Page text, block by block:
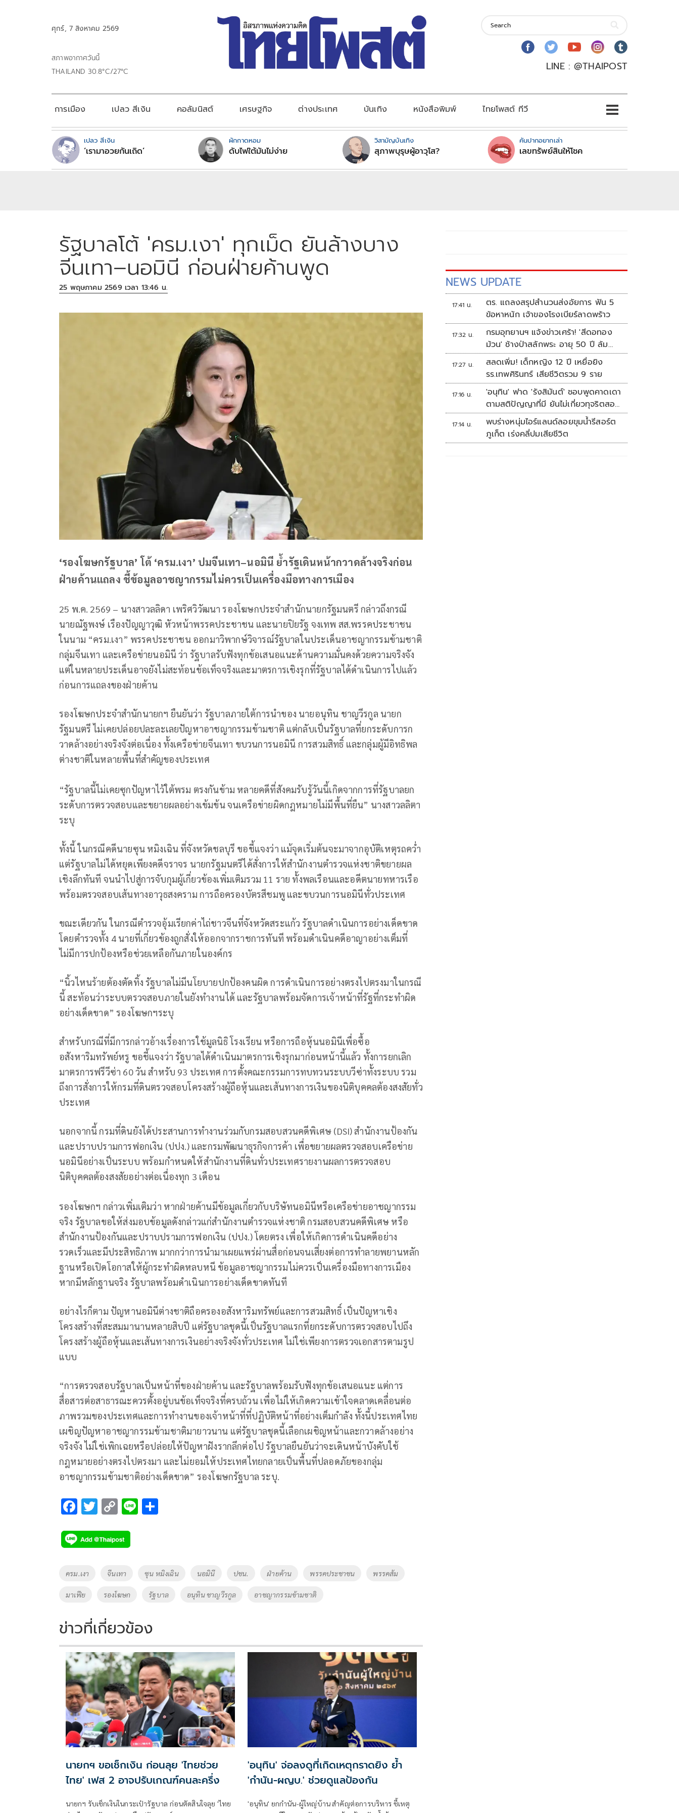
ศุกร์, 7 สิงหาคม 2569
สภาพอากาศวันนี้
THAILAND 30.8°C/27°C
LINE : @THAIPOST
การเมือง เปลว สีเงิน คอลัมนิสต์ เศรษฐกิจ ต่างประเทศ บันเทิง หนังสือพิมพ์ ไทยโพสต์ ทีวี
เปลว สีเงิน
‘เรามาอวยกันเถิด’
ผักกาดหอม
ดับไฟใต้มันไม่ง่าย
วิสามัญบันเทิง
สุภาพบุรุษผู้อาวุโส?
คันปากอยากเล่า
เลขทรัพย์สินให้โชค
รัฐบาลโต้ 'ครม.เงา' ทุกเม็ด ยันล้างบาง
จีนเทา–นอมินี ก่อนฝ่ายค้านพูด
25 พฤษภาคม 2569 เวลา 13:46 น.
‘รองโฆษกรัฐบาล’ โต้ ‘ครม.เงา’ ปมจีนเทา–นอมินี ย้ำรัฐเดินหน้ากวาดล้างจริงก่อน
ฝ่ายค้านแถลง ชี้ข้อมูลอาชญากรรมไม่ควรเป็นเครื่องมือทางการเมือง
25 พ.ค. 2569 – นางสาวลลิดา เพริศวิวัฒนา รองโฆษกประจำสำนักนายกรัฐมนตรี กล่าวถึงกรณี
นายณัฐพงษ์ เรืองปัญญาวุฒิ หัวหน้าพรรคประชาชน และนายปิยรัฐ จงเทพ สส.พรรคประชาชน
ในนาม “ครม.เงา” พรรคประชาชน ออกมาวิพากษ์วิจารณ์รัฐบาลในประเด็นอาชญากรรมข้ามชาติ
กลุ่มจีนเทา และเครือข่ายนอมินี ว่า รัฐบาลรับฟังทุกข้อเสนอแนะด้านความมั่นคงด้วยความจริงจัง
แต่ในหลายประเด็นอาจยังไม่สะท้อนข้อเท็จจริงและมาตรการเชิงรุกที่รัฐบาลได้ดำเนินการไปแล้ว
ก่อนการแถลงของฝ่ายค้าน
รองโฆษกประจำสำนักนายกฯ ยืนยันว่า รัฐบาลภายใต้การนำของ นายอนุทิน ชาญวีรกูล นายก
รัฐมนตรี ไม่เคยปล่อยปละละเลยปัญหาอาชญากรรมข้ามชาติ แต่กลับเป็นรัฐบาลที่ยกระดับการก
วาดล้างอย่างจริงจังต่อเนื่อง ทั้งเครือข่ายจีนเทา ขบวนการนอมินี การสวมสิทธิ์ และกลุ่มผู้มีอิทธิพล
ต่างชาติในหลายพื้นที่สำคัญของประเทศ
“รัฐบาลนี้ไม่เคยซุกปัญหาไว้ใต้พรม ตรงกันข้าม หลายคดีที่สังคมรับรู้วันนี้เกิดจากการที่รัฐบาลยก
ระดับการตรวจสอบและขยายผลอย่างเข้มข้น จนเครือข่ายผิดกฎหมายไม่มีพื้นที่ยืน” นางสาวลลิตา
ระบุ
ทั้งนี้ ในกรณีคดีนายซุน หมิงเฉิน ที่จังหวัดชลบุรี ขอชี้แจงว่า แม้จุดเริ่มต้นจะมาจากอุบัติเหตุรถคว่ำ
แต่รัฐบาลไม่ได้หยุดเพียงคดีจราจร นายกรัฐมนตรีได้สั่งการให้สำนักงานตำรวจแห่งชาติขยายผล
เชิงลึกทันที จนนำไปสู่การจับกุมผู้เกี่ยวข้องเพิ่มเติมรวม 11 ราย ทั้งพลเรือนและอดีตนายทหารเรือ
พร้อมตรวจสอบเส้นทางอาวุธสงคราม การถือครองบัตรสีชมพู และขบวนการนอมินีทั่วประเทศ
ขณะเดียวกัน ในกรณีตำรวจอุ้มเรียกค่าไถ่ชาวจีนที่จังหวัดสระแก้ว รัฐบาลดำเนินการอย่างเด็ดขาด
โดยตำรวจทั้ง 4 นายที่เกี่ยวข้องถูกสั่งให้ออกจากราชการทันที พร้อมดำเนินคดีอาญาอย่างเต็มที่
ไม่มีการปกป้องหรือช่วยเหลือกันภายในองค์กร
“นิ้วไหนร้ายต้องตัดทิ้ง รัฐบาลไม่มีนโยบายปกป้องคนผิด การดำเนินการอย่างตรงไปตรงมาในกรณี
นี้ สะท้อนว่าระบบตรวจสอบภายในยังทำงานได้ และรัฐบาลพร้อมจัดการเจ้าหน้าที่รัฐที่กระทำผิด
อย่างเด็ดขาด” รองโฆษกฯระบุ
สำหรับกรณีที่มีการกล่าวอ้างเรื่องการใช้มูลนิธิ โรงเรียน หรือการถือหุ้นนอมินีเพื่อซื้อ
อสังหาริมทรัพย์หรู ขอชี้แจงว่า รัฐบาลได้ดำเนินมาตรการเชิงรุกมาก่อนหน้านี้แล้ว ทั้งการยกเลิก
มาตรการฟรีวีซ่า 60 วัน สำหรับ 93 ประเทศ การตั้งคณะกรรมการทบทวนระบบวีซ่าทั้งระบบ รวม
ถึงการสั่งการให้กรมที่ดินตรวจสอบโครงสร้างผู้ถือหุ้นและเส้นทางการเงินของนิติบุคคลต้องสงสัยทั่ว
ประเทศ
นอกจากนี้ กรมที่ดินยังได้ประสานการทำงานร่วมกับกรมสอบสวนคดีพิเศษ (DSI) สำนักงานป้องกัน
และปราบปรามการฟอกเงิน (ปปง.) และกรมพัฒนาธุรกิจการค้า เพื่อขยายผลตรวจสอบเครือข่าย
นอมินีอย่างเป็นระบบ พร้อมกำหนดให้สำนักงานที่ดินทั่วประเทศรายงานผลการตรวจสอบ
นิติบุคคลต้องสงสัยอย่างต่อเนื่องทุก 3 เดือน
รองโฆษกฯ กล่าวเพิ่มเติมว่า หากฝ่ายค้านมีข้อมูลเกี่ยวกับบริษัทนอมินีหรือเครือข่ายอาชญากรรม
จริง รัฐบาลขอให้ส่งมอบข้อมูลดังกล่าวแก่สำนักงานตำรวจแห่งชาติ กรมสอบสวนคดีพิเศษ หรือ
สำนักงานป้องกันและปราบปรามการฟอกเงิน (ปปง.) โดยตรง เพื่อให้เกิดการดำเนินคดีอย่าง
รวดเร็วและมีประสิทธิภาพ มากกว่าการนำมาเผยแพร่ผ่านสื่อก่อนจนเสี่ยงต่อการทำลายพยานหลัก
ฐานหรือเปิดโอกาสให้ผู้กระทำผิดหลบหนี ข้อมูลอาชญากรรมไม่ควรเป็นเครื่องมือทางการเมือง
หากมีหลักฐานจริง รัฐบาลพร้อมดำเนินการอย่างเด็ดขาดทันที
อย่างไรก็ตาม ปัญหานอมินีต่างชาติถือครองอสังหาริมทรัพย์และการสวมสิทธิ์ เป็นปัญหาเชิง
โครงสร้างที่สะสมมานานหลายสิบปี แต่รัฐบาลชุดนี้เป็นรัฐบาลแรกที่ยกระดับการตรวจสอบไปถึง
โครงสร้างผู้ถือหุ้นและเส้นทางการเงินอย่างจริงจังทั่วประเทศ ไม่ใช่เพียงการตรวจเอกสารตามรูป
แบบ
“การตรวจสอบรัฐบาลเป็นหน้าที่ของฝ่ายค้าน และรัฐบาลพร้อมรับฟังทุกข้อเสนอแนะ แต่การ
สื่อสารต่อสาธารณะควรตั้งอยู่บนข้อเท็จจริงที่ครบถ้วน เพื่อไม่ให้เกิดความเข้าใจคลาดเคลื่อนต่อ
ภาพรวมของประเทศและการทำงานของเจ้าหน้าที่ที่ปฏิบัติหน้าที่อย่างเต็มกำลัง ทั้งนี้ประเทศไทย
เผชิญปัญหาอาชญากรรมข้ามชาติมายาวนาน แต่รัฐบาลชุดนี้เลือกเผชิญหน้าและกวาดล้างอย่าง
จริงจัง ไม่ใช่เพิกเฉยหรือปล่อยให้ปัญหาฝังรากลึกต่อไป รัฐบาลยืนยันว่าจะเดินหน้าบังคับใช้
กฎหมายอย่างตรงไปตรงมา และไม่ยอมให้ประเทศไทยกลายเป็นพื้นที่ปลอดภัยของกลุ่ม
อาชญากรรมข้ามชาติอย่างเด็ดขาด” รองโฆษกรัฐบาล ระบุ.
F
e
b
o
o
k
T
tt
er
C
p
y
Li
k
Li
Tags
ครม.เงา จีนเทา ซุน หมิงเฉิน นอมินี ปชน. ฝ่ายค้าน พรรคประชาชน พรรคส้ม
มาเฟีย รองโฆษก รัฐบาล อนุทิน ชาญวีรกูล อาชญากรรมข้ามชาติ
ข่าวที่เกี่ยวข้อง
นายกฯ ขอเช็กเงิน ก่อนลุย 'ไทยช่วย
ไทย' เฟส 2 อาจปรับเกณฑ์คนละครึ่ง
นายกฯ รับเช็กเงินในกระเป๋ารัฐบาล ก่อนตัดสินใจลุย 'ไทย
'อนุทิน' จ่อลงดูที่เกิดเหตุกราดยิง ย้ำ
'กำนัน-ผญบ.' ช่วยดูแลป้องกัน
'อนุทิน' ยกกำนัน-ผู้ใหญ่บ้าน สำคัญต่อการบริหาร ชี้เหตุ
NEWS UPDATE
17:41 น.
ตร. แถลงสรุปสำนวนส่งอัยการ ฟัน 5
ข้อหาหนัก เจ้าของโรงเบียร์ลาดพร้าว
17:32 น.
กรมอุทยานฯ แจ้งข่าวเศร้า! 'สีดอทอง
ม้วน' ช้างป่าสลักพระ อายุ 50 ปี ล้ม
แล้ว
17:27 น.
สลดเพิ่ม! เด็กหญิง 12 ปี เหยื่อยิง
รร.เทพศิรินทร์ เสียชีวิตรวม 9 ราย
17:16 น.
'อนุทิน' ฟาด 'รังสิมันต์' ชอบพูดคาดเดา
ตามสติปัญญาที่มี ยันไม่เกี่ยวทุจริตสอบ
ท้องถิ่น
17:14 น.
พบร่างหนุ่มไอร์แลนด์ลอยขุมน้ำรีสอร์ต
ภูเก็ต เร่งคลี่ปมเสียชีวิต